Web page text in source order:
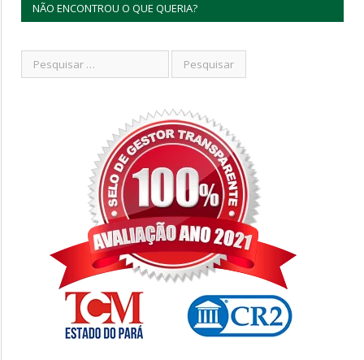
NÃO ENCONTROU O QUE QUERIA?